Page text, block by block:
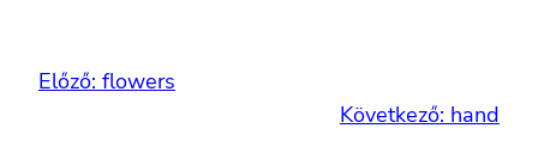
Előző: flowers
Következő: hand